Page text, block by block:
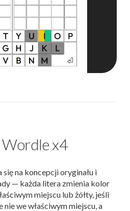
x4
na koncepcji oryginału i
— każda litera zmienia kolor
miejscu lub żółty, jeśli
nie we właściwym miejscu, a